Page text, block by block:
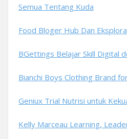
Semua Tentang Kuda
Food Bloger Hub Dan
BGettings Belajar Skill Digital
Bianchi Boys Clothing Brand
Geniux Trial Nutrisi untuk
Kelly Marceau Learning,